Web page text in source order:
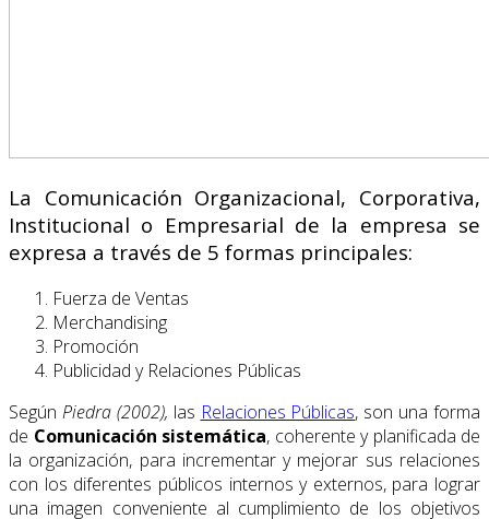
La Comunicación Organizacional, Corporativa,
Institucional o Empresarial de la empresa se
expresa a través de 5 formas principales:
Fuerza de Ventas
Merchandising
Promoción
Publicidad y Relaciones Públicas
Según Piedra (2002), las Relaciones Públicas, son una forma
de Comunicación sistemática, coherente y planificada de
la organización, para incrementar y mejorar sus relaciones
con los diferentes públicos internos y externos, para lograr
una imagen conveniente al cumplimiento de los objetivos